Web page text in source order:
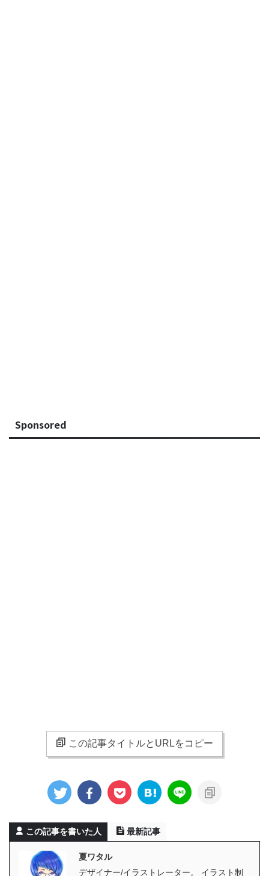
Sponsored
この記事タイトルとURLをコピー
この記事を書いた人 最新記事
夏ワタル
デザイナー/イラストレーター。 イラスト制